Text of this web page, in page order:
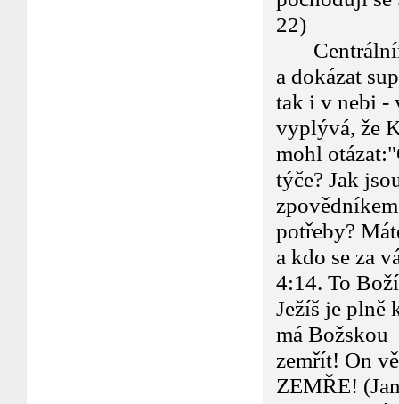
22)
Centrálním
a dokázat
tak i v nebi -
vyplývá, že
mohl
týče? Jak
potřeby?
a kdo se za
4:14. To
Ježíš je plně
má Božskou
zemřít! On
ZEMŘE!